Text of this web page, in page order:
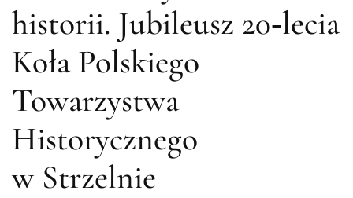
historii. Jubileusz 20‑lecia
Koła Polskiego
Towarzystwa
Historycznego
w Strzelnie